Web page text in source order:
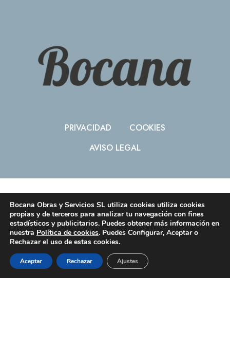
PRIVACIDAD
COOKIES
AVISO LEGAL
facebook instagram whatsapp phone
email
Bocana Obras y Servicios SL utiliza cookies utiliza cookies
propias y de terceros para analizar tu navegación con fines
estadísticos y publicitarios. Puedes obtener más información en
nuestra Política de cookies. Puedes Configurar, Aceptar o
Rechazar el uso de estas cookies.
Aceptar Rechazar Ajustes